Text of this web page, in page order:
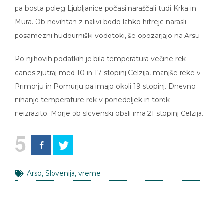
pa bosta poleg Ljubljanice počasi naraščali tudi Krka in
Mura. Ob nevihtah z nalivi bodo lahko hitreje narasli
posamezni hudourniški vodotoki, še opozarjajo na Arsu.
Po njihovih podatkih je bila temperatura večine rek
danes zjutraj med 10 in 17 stopinj Celzija, manjše reke v
Primorju in Pomurju pa imajo okoli 19 stopinj. Dnevno
nihanje temperature rek v ponedeljek in torek
neizrazito. Morje ob slovenski obali ima 21 stopinj Celzija.
5
Arso, Slovenija, vreme